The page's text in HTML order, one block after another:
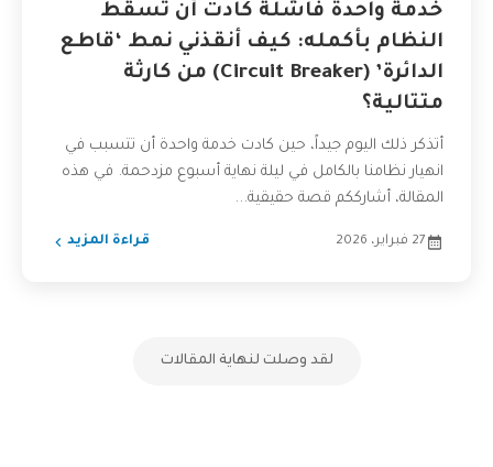
خدمة واحدة فاشلة كادت أن تسقط
النظام بأكمله: كيف أنقذني نمط ‘قاطع
الدائرة’ (Circuit Breaker) من كارثة
متتالية؟
أتذكر ذلك اليوم جيداً، حين كادت خدمة واحدة أن تتسبب في
انهيار نظامنا بالكامل في ليلة نهاية أسبوع مزدحمة. في هذه
المقالة، أشارككم قصة حقيقية...
27 فبراير، 2026 قراءة المزيد
لقد وصلت لنهاية المقالات